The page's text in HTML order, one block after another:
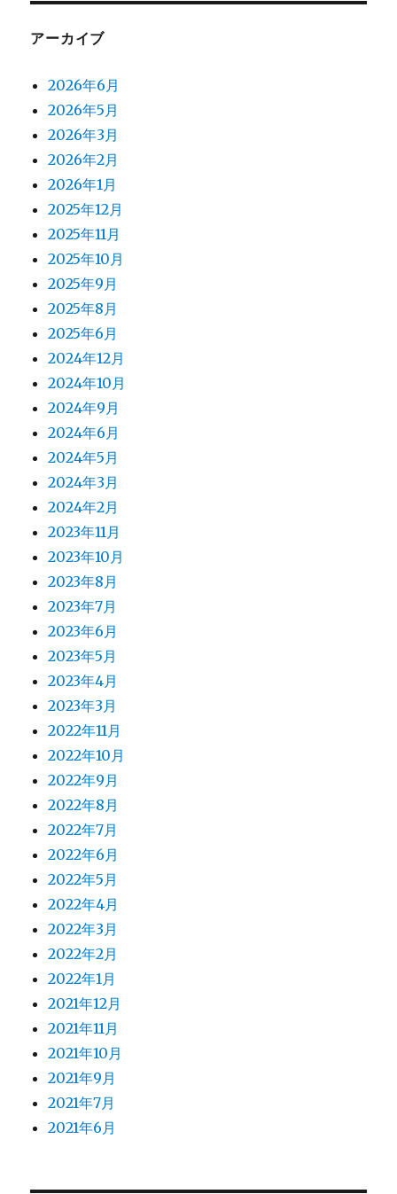
アーカイブ
2026年6月
2026年5月
2026年3月
2026年2月
2026年1月
2025年12月
2025年11月
2025年10月
2025年9月
2025年8月
2025年6月
2024年12月
2024年10月
2024年9月
2024年6月
2024年5月
2024年3月
2024年2月
2023年11月
2023年10月
2023年8月
2023年7月
2023年6月
2023年5月
2023年4月
2023年3月
2022年11月
2022年10月
2022年9月
2022年8月
2022年7月
2022年6月
2022年5月
2022年4月
2022年3月
2022年2月
2022年1月
2021年12月
2021年11月
2021年10月
2021年9月
2021年7月
2021年6月